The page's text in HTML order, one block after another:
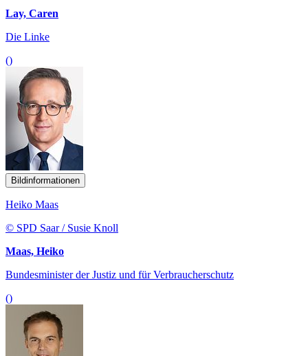
Lay, Caren
Die Linke
()
Bildinformationen
Heiko Maas
© SPD Saar / Susie Knoll
Maas, Heiko
Bundesminister der Justiz und für Verbraucherschutz
()